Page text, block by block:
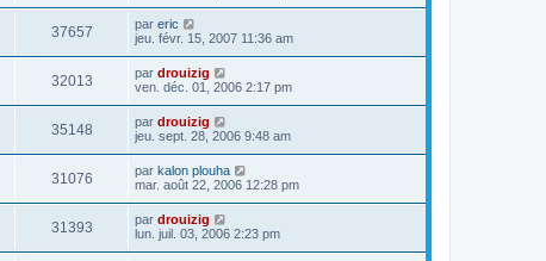
37657 par eric
jeu. févr. 15, 2007 11:36 am
32013 par drouizig
ven. déc. 01, 2006 2:17 pm
35148 par drouizig
jeu. sept. 28, 2006 9:48 am
31076 par kalon plouha
mar. août 22, 2006 12:28 pm
31393 par drouizig
lun. juil. 03, 2006 2:23 pm